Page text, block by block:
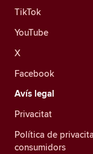
TikTok
YouTube
X
Facebook
Avís legal
Privacitat
Política de
consumidors